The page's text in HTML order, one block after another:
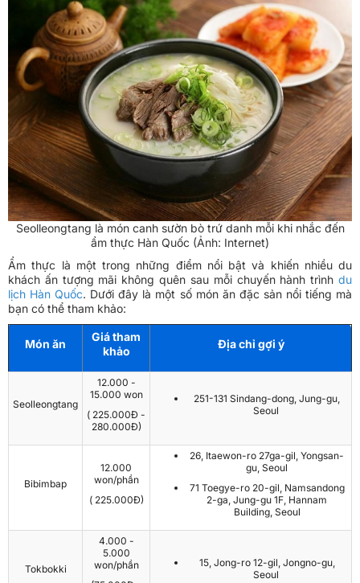
Seolleongtang là món canh sườn bò trứ danh mỗi khi nhắc đến
ẩm thực Hàn Quốc (Ảnh: Internet)
Ẩm thực là một trong những điểm nổi bật và khiến nhiều du
khách ấn tượng mãi không quên sau mỗi chuyến hành trình du
lịch Hàn Quốc. Dưới đây là một số món ăn đặc sản nổi tiếng mà
bạn có thể tham khảo:
Món ăn
Giá tham
khảo
Địa chỉ gợi ý
Seolleongtang
12.000 -
15.000 won
( 225.000Đ -
280.000Đ)
251-131 Sindang-dong, Jung-gu,
Seoul
Bibimbap
12.000
won/phần
( 225.000Đ)
26, Itaewon-ro 27ga-gil, Yongsan-
gu, Seoul
71 Toegye-ro 20-gil, Namsandong
2-ga, Jung-gu 1F, Hannam
Building, Seoul
Tokbokki
4.000 -
5.000
won/phần
15, Jong-ro 12-gil, Jongno-gu,
Seoul